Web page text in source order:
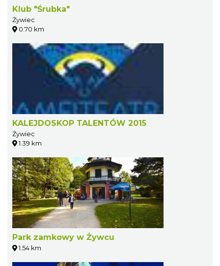
Klub "Śrubka"
Żywiec
0.70 km
KALEJDOSKOP TALENTÓW 2015
Żywiec
1.39 km
Park zamkowy w Żywcu
1.54 km